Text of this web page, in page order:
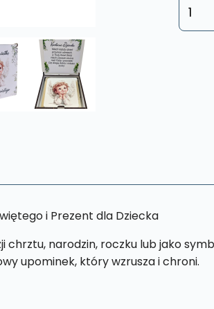
PZO4
i Prezent dla Dziecka
narodzin, roczku lub jako
upominek, który wzrusza i chroni.